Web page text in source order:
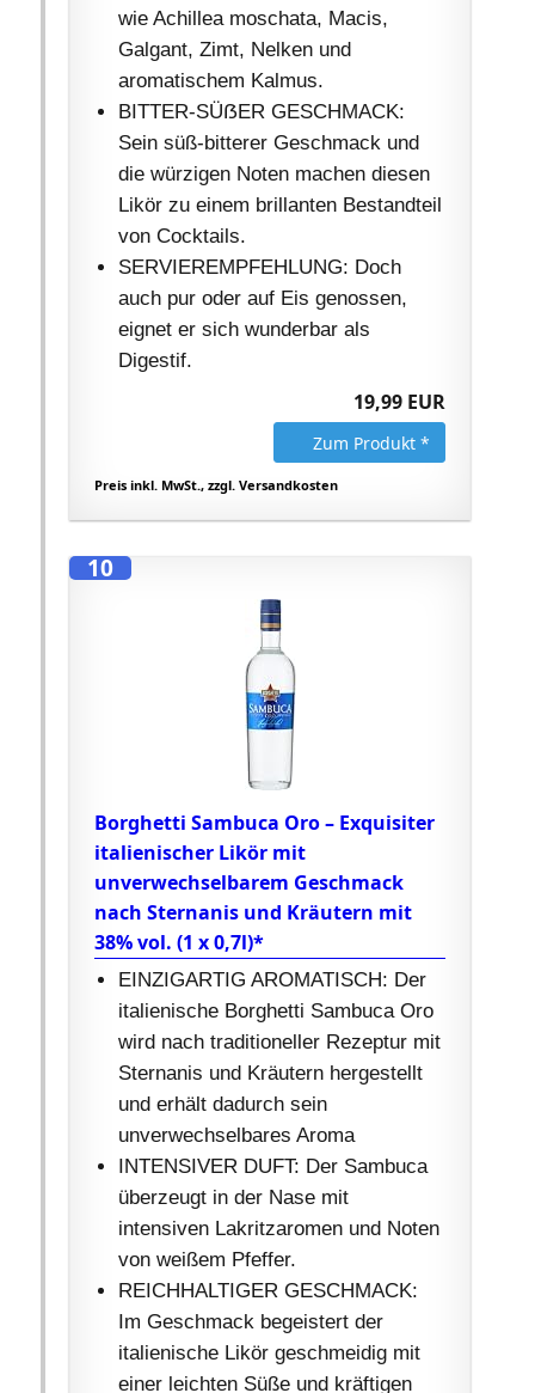
wie Achillea moschata, Macis,
Galgant, Zimt, Nelken und
aromatischem Kalmus.
BITTER-SÜẞER GESCHMACK:
Sein süß-bitterer Geschmack und
die würzigen Noten machen diesen
Likör zu einem brillanten Bestandteil
von Cocktails.
SERVIEREMPFEHLUNG: Doch
auch pur oder auf Eis genossen,
eignet er sich wunderbar als
Digestif.
19,99 EUR
Zum Produkt *
Preis inkl. MwSt., zzgl. Versandkosten
10
Borghetti Sambuca Oro – Exquisiter
italienischer Likör mit
unverwechselbarem Geschmack
nach Sternanis und Kräutern mit
38% vol. (1 x 0,7l)*
EINZIGARTIG AROMATISCH: Der
italienische Borghetti Sambuca Oro
wird nach traditioneller Rezeptur mit
Sternanis und Kräutern hergestellt
und erhält dadurch sein
unverwechselbares Aroma
INTENSIVER DUFT: Der Sambuca
überzeugt in der Nase mit
intensiven Lakritzaromen und Noten
von weißem Pfeffer.
REICHHALTIGER GESCHMACK:
Im Geschmack begeistert der
italienische Likör geschmeidig mit
einer leichten Süße und kräftigen